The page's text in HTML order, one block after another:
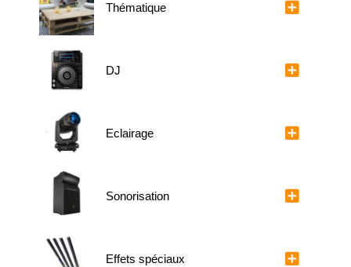
Thématique
DJ
Eclairage
Sonorisation
Effets spéciaux